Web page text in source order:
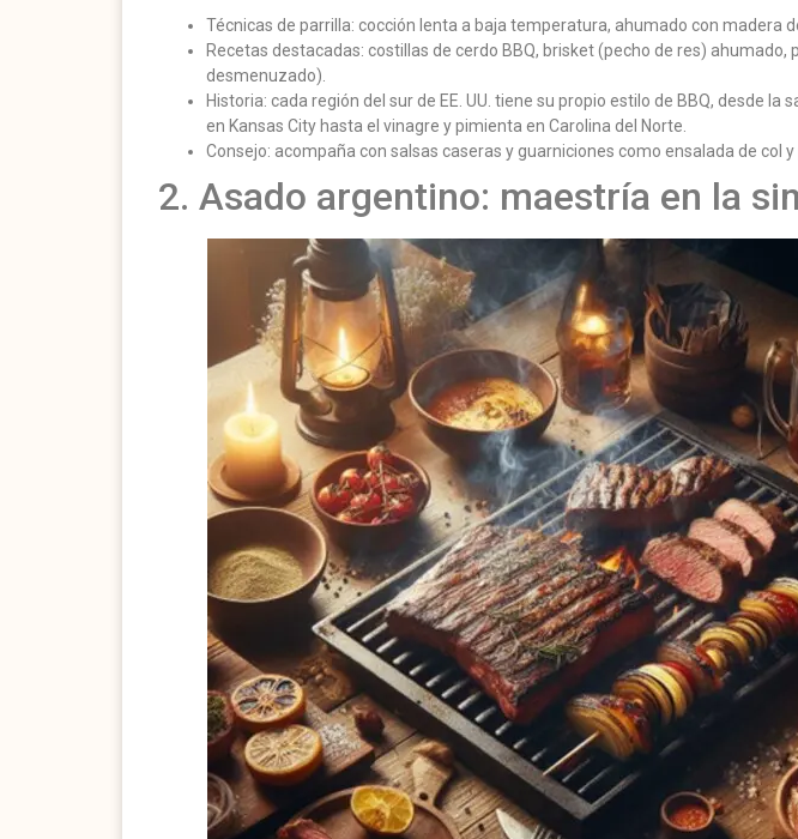
Técnicas de parrilla: cocción lenta a baja temperatura, ahumado con madera
Recetas destacadas: costillas de cerdo BBQ, brisket (pecho de res) ahumado,
desmenuzado).
Historia: cada región del sur de EE. UU. tiene su propio estilo de BBQ, desde la
en Kansas City hasta el vinagre y pimienta en Carolina del Norte.
Consejo: acompaña con salsas caseras y guarniciones como ensalada de col
2. Asado argentino: maestría en la